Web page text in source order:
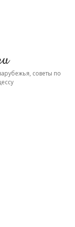
советы по